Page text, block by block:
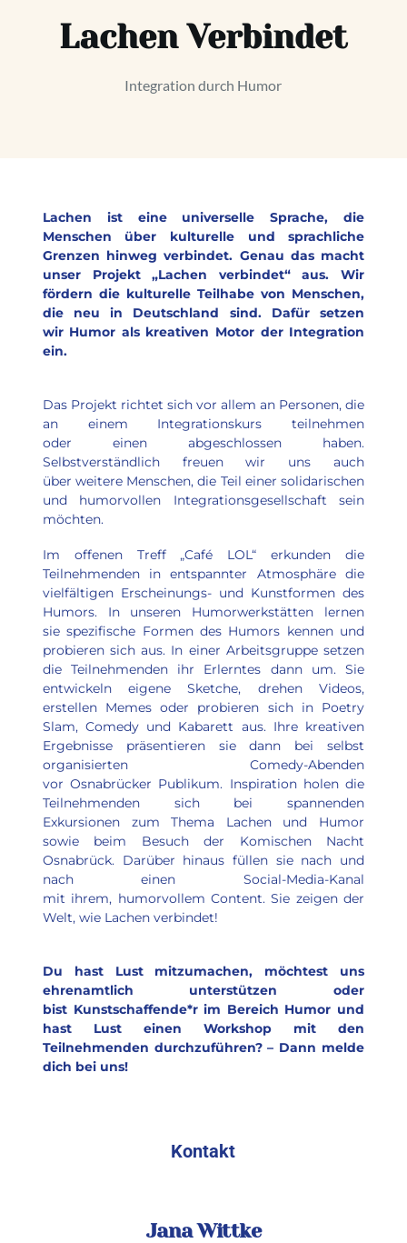
Lachen Verbindet
Integration durch Humor
Lachen ist eine universelle Sprache, die
Menschen über kulturelle und sprachliche
Grenzen hinweg verbindet. Genau das macht
unser Projekt „Lachen verbindet“ aus. Wir
fördern die kulturelle Teilhabe von Menschen,
die neu in Deutschland sind. Dafür setzen
wir Humor als kreativen Motor der Integration
ein.
Das Projekt richtet sich vor allem an Personen, die
an einem Integrationskurs teilnehmen
oder einen abgeschlossen haben.
Selbstverständlich freuen wir uns auch
über weitere Menschen, die Teil einer solidarischen
und humorvollen Integrationsgesellschaft sein
möchten.
Im offenen Treff „Café LOL“ erkunden die
Teilnehmenden in entspannter Atmosphäre die
vielfältigen Erscheinungs- und Kunstformen des
Humors. In unseren Humorwerkstätten lernen
sie spezifische Formen des Humors kennen und
probieren sich aus. In einer Arbeitsgruppe setzen
die Teilnehmenden ihr Erlerntes dann um. Sie
entwickeln eigene Sketche, drehen Videos,
erstellen Memes oder probieren sich in Poetry
Slam, Comedy und Kabarett aus. Ihre kreativen
Ergebnisse präsentieren sie dann bei selbst
organisierten Comedy-Abenden
vor Osnabrücker Publikum. Inspiration holen die
Teilnehmenden sich bei spannenden
Exkursionen zum Thema Lachen und Humor
sowie beim Besuch der Komischen Nacht
Osnabrück. Darüber hinaus füllen sie nach und
nach einen Social-Media-Kanal
mit ihrem, humorvollem Content. Sie zeigen der
Welt, wie Lachen verbindet!
Du hast Lust mitzumachen, möchtest uns
ehrenamtlich unterstützen oder
bist Kunstschaffende*r im Bereich Humor und
hast Lust einen Workshop mit den
Teilnehmenden durchzuführen? – Dann melde
dich bei uns!
Kontakt
Jana Wittke